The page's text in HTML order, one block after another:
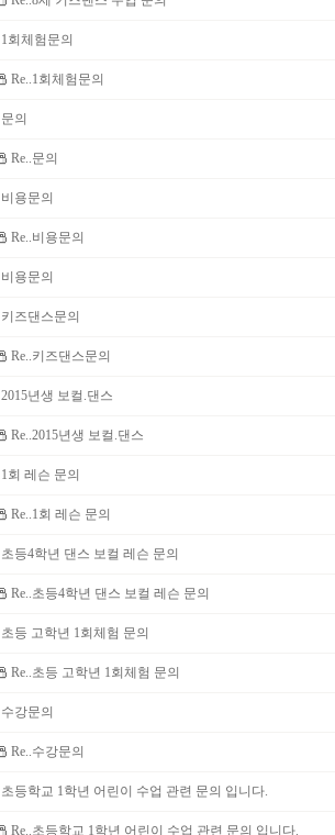
1회체험문의
Re..1회체험문의
문의
Re..문의
비용문의
Re..비용문의
비용문의
키즈댄스문의
Re..키즈댄스문의
2015년생 보컬.댄스
Re..2015년생 보컬.댄스
1회 레슨 문의
Re..1회 레슨 문의
초등4학년 댄스 보컬 레슨 문의
Re..초등4학년 댄스 보컬 레슨 문의
초등 고학년 1회체험 문의
Re..초등 고학년 1회체험 문의
수강문의
Re..수강문의
초등학교 1학년 어린이 수업 관련 문의 입니다.
Re..초등학교 1학년 어린이 수업 관련 문의 입니다.